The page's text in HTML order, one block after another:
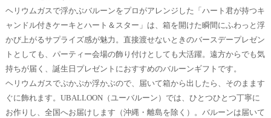
ヘリウムガスで浮かぶバルーンをプロがアレンジした「ハート君が持つキ
ャンドル付きケーキとハート＆スター」は、箱を開けた瞬間にふわっと浮
かび上がるサプライズ感が魅力。直接渡せないときのバースデープレゼン
トとしても、パーティー会場の飾り付けとしても大活躍。遠方からでも気
持ちが届く、誕生日プレゼントにおすすめのバルーンギフトです。
ヘリウムガスでぷかぷか浮かぶので、届いて箱から出したら、そのまます
ぐに飾れます。UBALLOON（ユーバルーン）では、ひとつひとつ丁寧に
お作りし、全国へお届けします（沖縄・離島を除く）。バルーンは届いて